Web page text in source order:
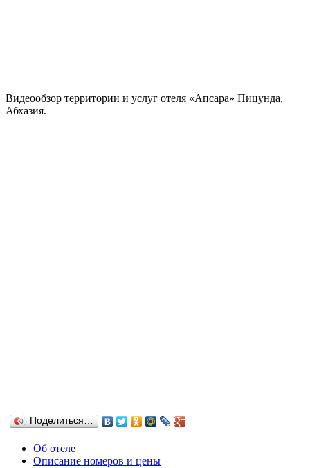
Видеообзор территории и услуг отеля «Апсара» Пицунда,
Абхазия.
Поделиться…
Об отеле
Описание номеров и цены